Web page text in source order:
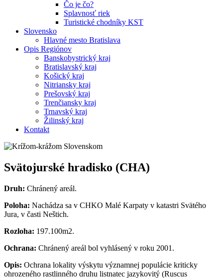
Čo je čo?
Splavnosť riek
Turistické chodníky KST
Slovensko
Hlavné mesto Bratislava
Opis Regiónov
Banskobystrický kraj
Bratislavský kraj
Košický kraj
Nitriansky kraj
Prešovský kraj
Trenčiansky kraj
Trnavský kraj
Žilinský kraj
Kontakt
Svätojurské hradisko (CHA)
Druh: Chránený areál.
Poloha: Nachádza sa v CHKO Malé Karpaty v katastri Svätého
Jura, v časti Neštich.
Rozloha: 197.100m2.
Ochrana: Chránený areál bol vyhlásený v roku 2001.
Opis: Ochrana lokality výskytu významnej populácie kriticky
ohrozeného rastlinného druhu listnatec jazykovitý (Ruscus